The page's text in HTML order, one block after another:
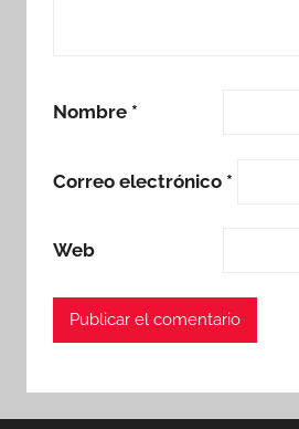
Nombre *
Correo electrónico *
Web